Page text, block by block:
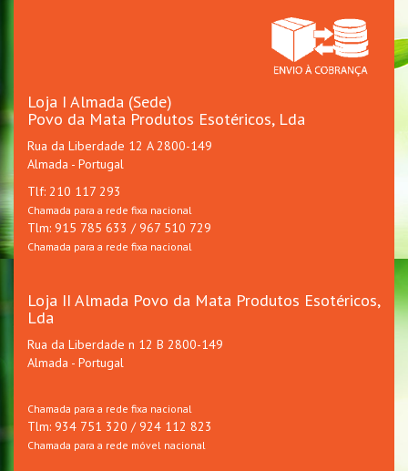
Loja I Almada (Sede)
Povo da Mata Produtos Esotéricos, Lda
Rua da Liberdade 12 A 2800-149
Almada - Portugal
Tlf: 210 117 293
Chamada para a rede fixa nacional
Tlm: 915 785 633 / 967 510 729
Chamada para a rede fixa nacional
Loja II Almada Povo da Mata Produtos Esotéricos,
Lda
Rua da Liberdade n 12 B 2800-149
Almada - Portugal
Chamada para a rede fixa nacional
Tlm: 934 751 320 / 924 112 823
Chamada para a rede móvel nacional